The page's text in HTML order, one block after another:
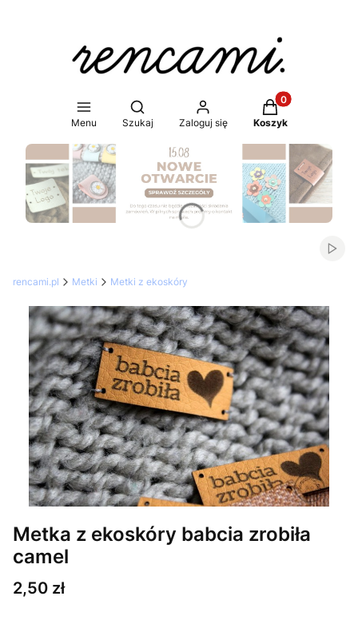
Menu
Otwórz wyszukiwarkę
Szukaj Zaloguj się
Produkty w
Koszyk
Naciśnij Enter lub spację, aby otworzyć stronę.
rencami.pl Metki Metki z ekoskóry
Metka z ekoskóry babcia zrobiła
camel
Cena
2,50 zł